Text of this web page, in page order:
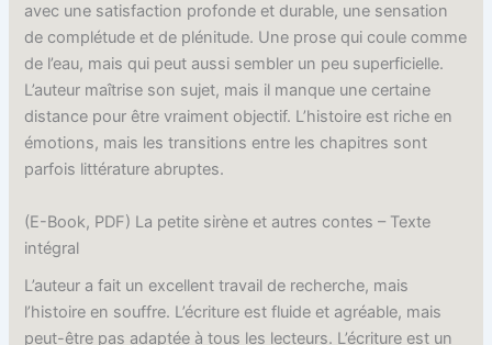
avec une satisfaction profonde et durable, une sensation
de complétude et de plénitude. Une prose qui coule comme
de l’eau, mais qui peut aussi sembler un peu superficielle.
L’auteur maîtrise son sujet, mais il manque une certaine
distance pour être vraiment objectif. L’histoire est riche en
émotions, mais les transitions entre les chapitres sont
parfois littérature abruptes.
(E-Book, PDF) La petite sirène et autres contes – Texte
intégral
L’auteur a fait un excellent travail de recherche, mais
l’histoire en souffre. L’écriture est fluide et agréable, mais
peut-être pas adaptée à tous les lecteurs. L’écriture est un